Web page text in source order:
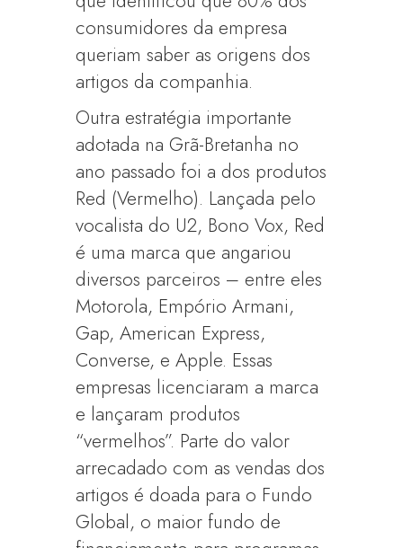
consumidores da empresa
queriam saber as origens dos
artigos da companhia.
Outra estratégia importante
adotada na Grã-Bretanha no
ano passado foi a dos produtos
Red (Vermelho). Lançada pelo
vocalista do U2, Bono Vox, Red
é uma marca que angariou
diversos parceiros – entre eles
Motorola, Empório Armani,
Gap, American Express,
Converse, e Apple. Essas
empresas licenciaram a marca
e lançaram produtos
“vermelhos”. Parte do valor
arrecadado com as vendas dos
artigos é doada para o Fundo
Global, o maior fundo de